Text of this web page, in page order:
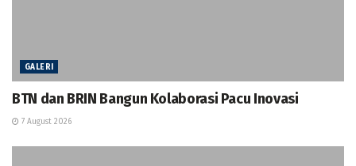
GALERI
BTN dan BRIN Bangun Kolaborasi Pacu Inovasi
7 August 2026